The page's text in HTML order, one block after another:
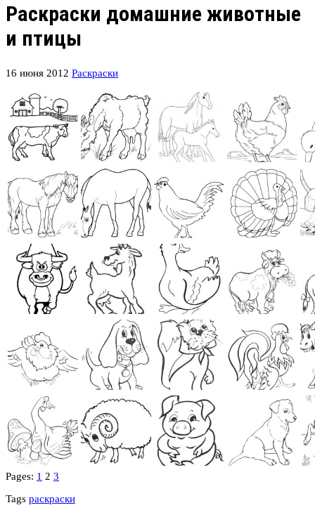
Раскраски домашние животные
и птицы
16 июня 2012 Раскраски
Pages: 1 2 3
Tags раскраски